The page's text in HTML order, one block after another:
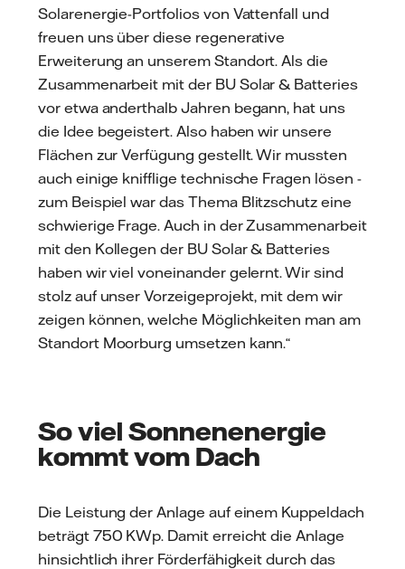
Solarenergie-Portfolios von Vattenfall und
freuen uns über diese regenerative
Erweiterung an unserem Standort. Als die
Zusammenarbeit mit der BU Solar & Batteries
vor etwa anderthalb Jahren begann, hat uns
die Idee begeistert. Also haben wir unsere
Flächen zur Verfügung gestellt. Wir mussten
auch einige knifflige technische Fragen lösen -
zum Beispiel war das Thema Blitzschutz eine
schwierige Frage. Auch in der Zusammenarbeit
mit den Kollegen der BU Solar & Batteries
haben wir viel voneinander gelernt. Wir sind
stolz auf unser Vorzeigeprojekt, mit dem wir
zeigen können, welche Möglichkeiten man am
Standort Moorburg umsetzen kann.“
So viel Sonnenenergie
kommt vom Dach
Die Leistung der Anlage auf einem Kuppeldach
beträgt 750 KWp. Damit erreicht die Anlage
hinsichtlich ihrer Förderfähigkeit durch das